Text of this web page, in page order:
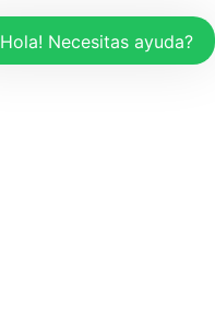
Hola! Necesitas ayuda?